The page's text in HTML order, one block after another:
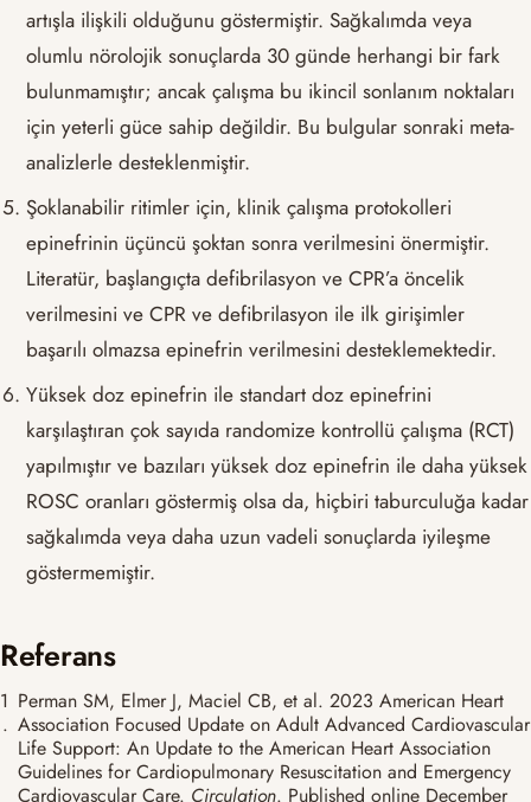
artışla ilişkili olduğunu göstermiştir. Sağkalımda veya
olumlu nörolojik sonuçlarda 30 günde herhangi bir fark
bulunmamıştır; ancak çalışma bu ikincil sonlanım noktaları
için yeterli güce sahip değildir. Bu bulgular sonraki meta-
analizlerle desteklenmiştir.
Şoklanabilir ritimler için, klinik çalışma protokolleri
epinefrinin üçüncü şoktan sonra verilmesini önermiştir.
Literatür, başlangıçta defibrilasyon ve CPR’a öncelik
verilmesini ve CPR ve defibrilasyon ile ilk girişimler
başarılı olmazsa epinefrin verilmesini desteklemektedir.
Yüksek doz epinefrin ile standart doz epinefrini
karşılaştıran çok sayıda randomize kontrollü çalışma (RCT)
yapılmıştır ve bazıları yüksek doz epinefrin ile daha yüksek
ROSC oranları göstermiş olsa da, hiçbiri taburculuğa kadar
sağkalımda veya daha uzun vadeli sonuçlarda iyileşme
göstermemiştir.
Referans
1
.
Perman SM, Elmer J, Maciel CB, et al. 2023 American Heart
Association Focused Update on Adult Advanced Cardiovascular
Life Support: An Update to the American Heart Association
Guidelines for Cardiopulmonary Resuscitation and Emergency
Cardiovascular Care. Circulation. Published online December